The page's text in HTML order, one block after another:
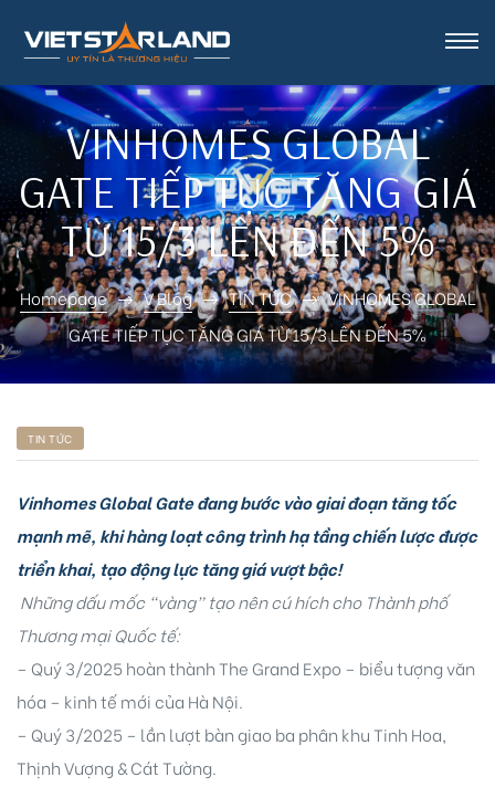
VINHOMES GLOBAL
GATE TIẾP TỤC TĂNG GIÁ
TỪ 15/3 LÊN ĐẾN 5%
Homepage V Blog TIN TỨC
VINHOMES GLOBAL
GATE TIẾP TỤC TĂNG GIÁ TỪ 15/3 LÊN ĐẾN 5%
TIN TỨC
Vinhomes Global Gate đang bước vào giai đoạn tăng tốc
mạnh mẽ, khi hàng loạt công trình hạ tầng chiến lược được
triển khai, tạo động lực tăng giá vượt bậc!
Những dấu mốc “vàng” tạo nên cú hích cho Thành phố
Thương mại Quốc tế:
– Quý 3/2025 hoàn thành The Grand Expo – biểu tượng văn
hóa – kinh tế mới của Hà Nội.
– Quý 3/2025 – lần lượt bàn giao ba phân khu Tinh Hoa,
Thịnh Vượng & Cát Tường.
Vinh